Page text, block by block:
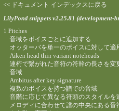
<< ドキュメント インデックスに戻る
LilyPond snippets v2.25.81 (development-
1 Pitches
音域をボイスごとに追加する
オッターバを単一のボイスに対して適
Aiken head thin variant noteheads
連桁で繋がれた音符の符幹の長さを変
音域
Ambitus after key signature
複数のボイスを持つ譜での音域
音階に応じて異なる符頭のスタイルを
メロディに合わせて譜の中央にある音